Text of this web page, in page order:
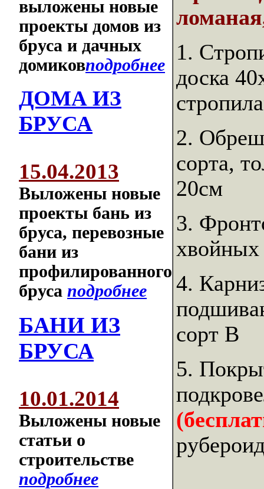
выложены новые
проекты домов из
бруса и дачных
домиковподробнее
ДОМА ИЗ
БРУСА
15.04.2013
Выложены новые
проекты бань из
бруса, перевозные
бани из
профилированного
бруса подробнее
БАНИ ИЗ
БРУСА
10.01.2014
Выложены новые
статьи о
строительстве
подробнее
1.
доска
2.
сорта,
20см
3.
хвойных
4.
сорт В
5.